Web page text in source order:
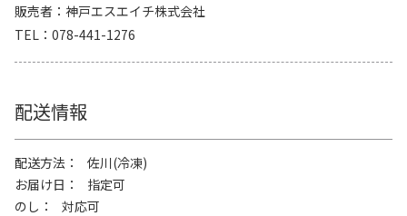
販売者
神戸エスエイチ株式会社
TEL
078-441-1276
配送情報
配送方法
佐川(冷凍)
お届け日
指定可
のし
対応可